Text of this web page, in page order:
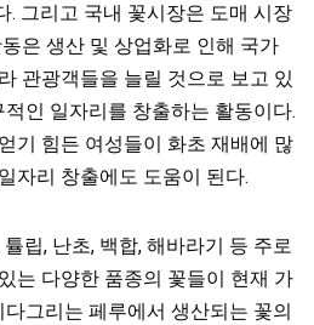
. 그리고 국내 꽃시장은 도매 시장
은 생산 및 상업화로 인해 국가
관광객들을 늘릴 것으로 보고 있
인 일자리를 창출하는 활동이다.
기 힘든 여성들이 화초 재배에 많
자리 창출에도 도움이 된다.
립, 난초, 백합, 해바라기 등 주로
는 다양한 품종의 꽃들이 현재 가
그리는 페루에서 생산되는 꽃의